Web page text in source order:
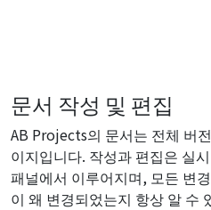
문서 작성 및 편집
AB Projects의 문서는 전체 버
이지입니다. 작성과 편집은 실
패널에서 이루어지며, 모든 변
이 왜 변경되었는지 항상 알 수